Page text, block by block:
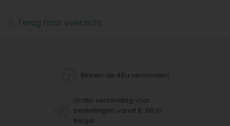
Terug naar overzicht
Binnen de 48u verzonden!
Gratis verzending voor
bestellingen vanaf € 60 in
België